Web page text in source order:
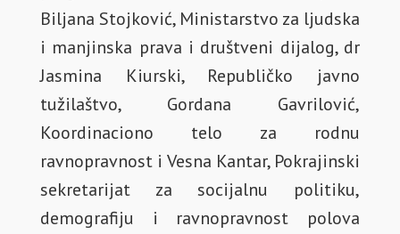
Biljana Stojković, Ministarstvo za ljudska
i manjinska prava i društveni dijalog, dr
Jasmina Kiurski, Republičko javno
tužilaštvo, Gordana Gavrilović,
Koordinaciono telo za rodnu
ravnopravnost i Vesna Kantar, Pokrajinski
sekretarijat za socijalnu politiku,
demografiju i ravnopravnost polova